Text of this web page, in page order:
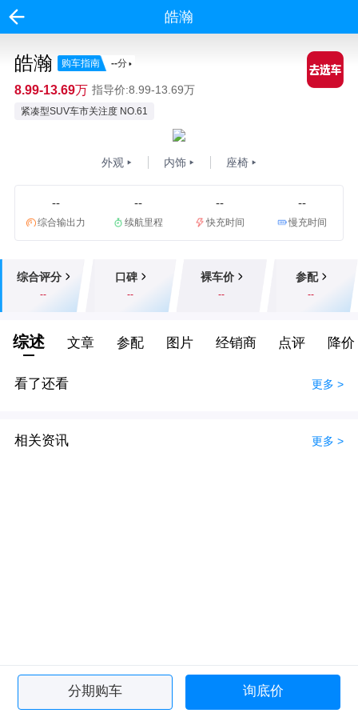
皓瀚
皓瀚 购车指南 --分
8.99-13.69万 指导价:8.99-13.69万
紧凑型SUV车市关注度 NO.61
外观 内饰 座椅
--
综合输出力
--
续航里程
--
快充时间
--
慢充时间
综合评分
--
口碑
--
裸车价
--
参配
--
综述 文章 参配 图片 经销商 点评 降价
看了还看 更多 >
相关资讯 更多 >
分期购车 询底价